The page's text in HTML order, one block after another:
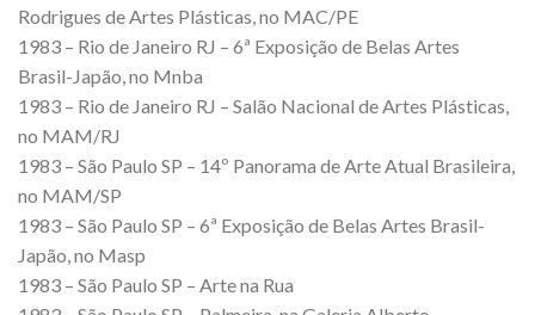
Rodrigues de Artes Plásticas, no MAC/PE
1983 – Rio de Janeiro RJ – 6ª Exposição de Belas Artes
Brasil-Japão, no Mnba
1983 – Rio de Janeiro RJ – Salão Nacional de Artes Plásticas,
no MAM/RJ
1983 – São Paulo SP – 14º Panorama de Arte Atual Brasileira,
no MAM/SP
1983 – São Paulo SP – 6ª Exposição de Belas Artes Brasil-
Japão, no Masp
1983 – São Paulo SP – Arte na Rua